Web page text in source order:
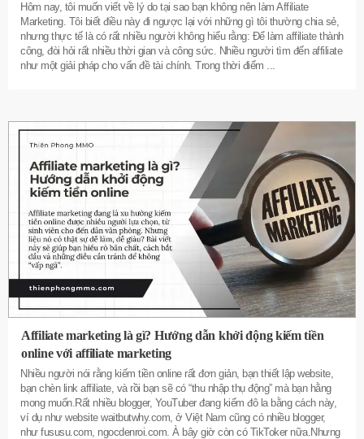
Hôm nay, tôi muốn viết về lý do tại sao bạn không nên làm Affiliate
Marketing. Tôi biết điều này đi ngược lại với những gì tôi thường chia sẻ,
nhưng thực tế là có rất nhiều người không hiểu rằng: Để làm affiliate thành
công, đòi hỏi rất nhiều thời gian và công sức. Nhiều người tìm đến affiliate
như một giải pháp cho vấn đề tài chính. Trong thời điểm ...
Affiliate marketing là gì? Hướng dẫn khởi động kiếm tiền
online với affiliate marketing
Nhiều người nói rằng kiếm tiền online rất đơn giản, bạn thiết lập website,
bạn chèn link affiliate, và rồi bạn sẽ có “thu nhập thụ động” mà bạn hằng
mong muốn.Rất nhiều blogger, YouTuber đang kiếm đô la bằng cách này,
ví dụ như website waitbutwhy.com, ở Việt Nam cũng có nhiều blogger,
như fususu.com, ngocdenroi.com. À bây giờ còn có TikToker nữa.Nhưng